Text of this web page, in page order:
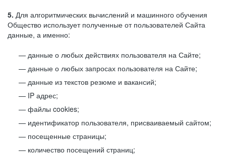
5. Для алгоритмических вычислений и машинного обучения
Общество использует полученные от пользователей Сайта
данные, а именно:
данные о любых действиях пользователя на Сайте;
данные о любых запросах пользователя на Сайте;
данные из текстов резюме и вакансий;
IP адрес;
файлы cookies;
идентификатор пользователя, присваиваемый сайтом;
посещенные страницы;
количество посещений страниц;